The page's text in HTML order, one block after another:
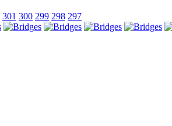
301 300 299 298 297